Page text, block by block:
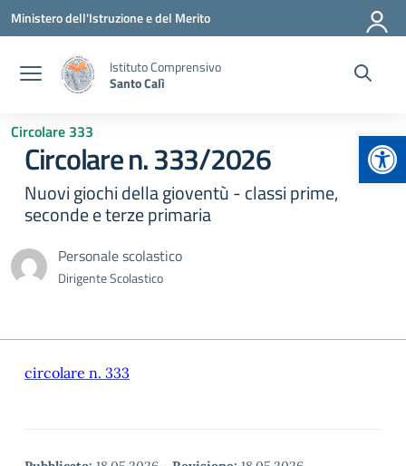
Vai ai contenuti
Vai al menu di navigazione
Vai al footer
Ministero dell'Istruzione e del Merito
Istituto Comprensivo
Santo Calì
Circolare 333
Circolare n. 333/2026
Nuovi giochi della gioventù - classi prime,
seconde e terze primaria
Personale scolastico
Dirigente Scolastico
circolare n. 333